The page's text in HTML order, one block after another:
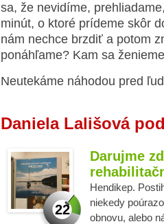
sa, že nevidíme,
minút, o ktoré prídeme skôr
nám nechce brzdiť a potom
ponáhľame? Kam sa
Neutekáme náhodou pred
Daniela Lališová
22
Darujme
Hendikep.
niekedy
obnovu, alebo